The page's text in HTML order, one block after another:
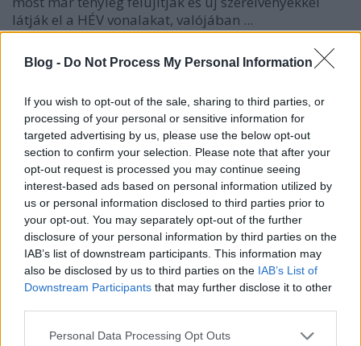
Blog - Do Not Process My Personal Information
If you wish to opt-out of the sale, sharing to third parties, or
processing of your personal or sensitive information for
targeted advertising by us, please use the below opt-out
section to confirm your selection. Please note that after your
opt-out request is processed you may continue seeing
interest-based ads based on personal information utilized by
us or personal information disclosed to third parties prior to
your opt-out. You may separately opt-out of the further
disclosure of your personal information by third parties on the
IAB’s list of downstream participants. This information may
also be disclosed by us to third parties on the IAB’s List of
Downstream Participants that may further disclose it to other
Please note that this website/app uses one or more Google
Personal Data Processing Opt Outs
látják el a HÉV vonalakat, valójában ...
És újjászülettek az ólomüveg
ablakok!